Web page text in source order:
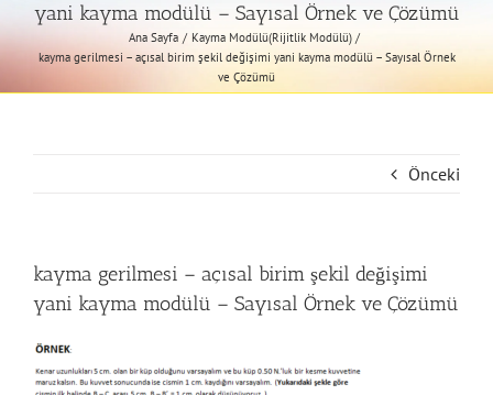
yani kayma modülü – Sayısal Örnek ve Çözümü
Ana Sayfa
Kayma Modülü(Rijitlik Modülü)
kayma gerilmesi – açısal birim şekil değişimi yani kayma modülü – Sayısal Örnek
ve Çözümü
Önceki
kayma gerilmesi – açısal birim şekil değişimi
yani kayma modülü – Sayısal Örnek ve Çözümü